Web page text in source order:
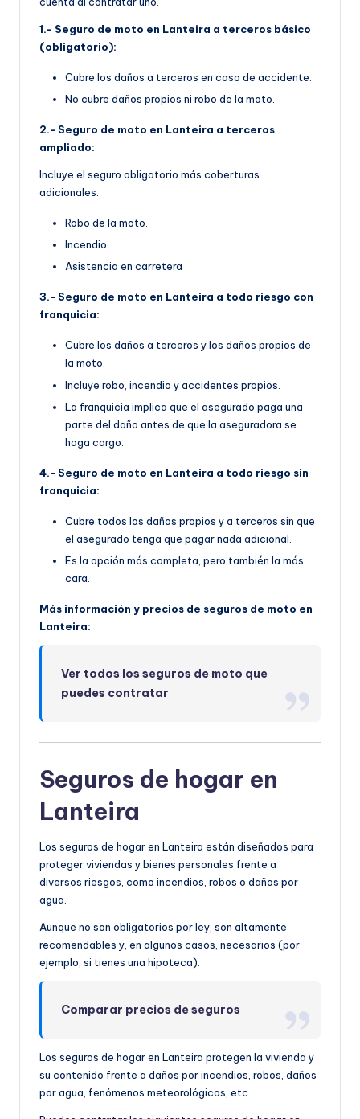
1.- Seguro de moto en Lanteira a terceros básico
(obligatorio):
Cubre los daños a terceros en caso de accidente.
No cubre daños propios ni robo de la moto.
2.- Seguro de moto en Lanteira a terceros
ampliado:
Incluye el seguro obligatorio más coberturas
adicionales:
Robo de la moto.
Incendio.
Asistencia en carretera
3.- Seguro de moto en Lanteira a todo riesgo con
franquicia:
Cubre los daños a terceros y los daños propios de
la moto.
Incluye robo, incendio y accidentes propios.
La franquicia implica que el asegurado paga una
parte del daño antes de que la aseguradora se
haga cargo.
4.- Seguro de moto en Lanteira a todo riesgo sin
franquicia:
Cubre todos los daños propios y a terceros sin que
el asegurado tenga que pagar nada adicional.
Es la opción más completa, pero también la más
cara.
Más información y precios de seguros de moto en
Lanteira:
Ver todos los seguros de moto que
puedes contratar
Seguros de hogar en
Lanteira
Los seguros de hogar en Lanteira están diseñados para
proteger viviendas y bienes personales frente a
diversos riesgos, como incendios, robos o daños por
agua.
Aunque no son obligatorios por ley, son altamente
recomendables y, en algunos casos, necesarios (por
ejemplo, si tienes una hipoteca).
Comparar precios de seguros
Los seguros de hogar en Lanteira protegen la vivienda y
su contenido frente a daños por incendios, robos, daños
por agua, fenómenos meteorológicos, etc.